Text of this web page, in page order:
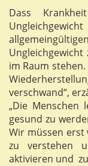
Dass
im Raum
verschwand“,
„Die
gesund zu
Wir müssen erst
zu verstehen
aktivieren und